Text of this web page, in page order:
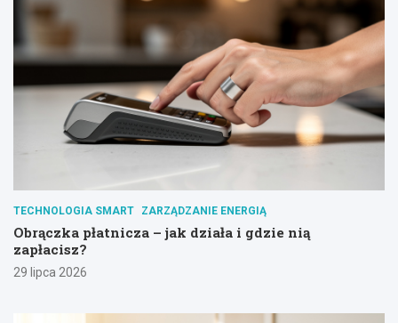
TECHNOLOGIA SMART ZARZĄDZANIE ENERGIĄ
Obrączka płatnicza – jak działa i gdzie nią
zapłacisz?
29 lipca 2026